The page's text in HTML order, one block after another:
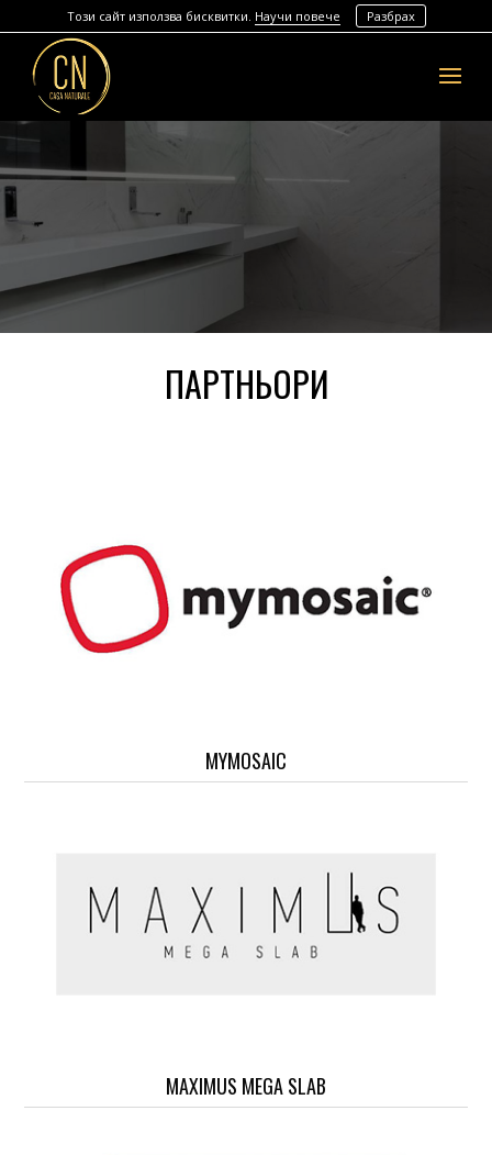
ПАРТНЬОРИ
MYMOSAIC
MAXIMUS MEGA SLAB
Този сайт използва бисквитки. Научи повече Разбрах